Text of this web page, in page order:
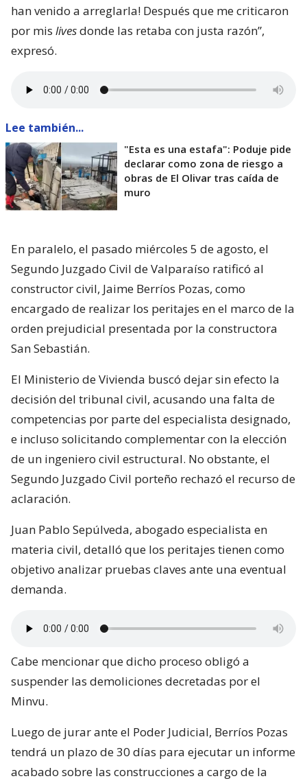
han venido a arreglarla! Después que me criticaron
por mis livesdonde las retaba con justa razón”,
expresó.
Lee también...
"Esta es una estafa": Poduje pide
declarar como zona de riesgo a
obras de El Olivar tras caída de
muro
En paralelo, el pasado miércoles 5 de agosto, el
Segundo Juzgado Civil de Valparaíso ratificó al
constructor civil, Jaime Berríos Pozas, como
encargado de realizar los peritajes en el marco de la
orden prejudicial presentada por la constructora
San Sebastián.
El Ministerio de Vivienda buscó dejar sin efecto la
decisión del tribunal civil, acusando una falta de
competencias por parte del especialista designado,
e incluso solicitando complementar con la elección
de un ingeniero civil estructural. No obstante, el
Segundo Juzgado Civil porteño rechazó el recurso de
aclaración.
Juan Pablo Sepúlveda, abogado especialista en
materia civil, detalló que los peritajes tienen como
objetivo analizar pruebas claves ante una eventual
demanda.
Cabe mencionar que dicho proceso obligó a
suspender las demoliciones decretadas por el
Minvu.
Luego de jurar ante el Poder Judicial, Berríos Pozas
tendrá un plazo de 30 días para ejecutar un informe
acabado sobre las construcciones a cargo de la